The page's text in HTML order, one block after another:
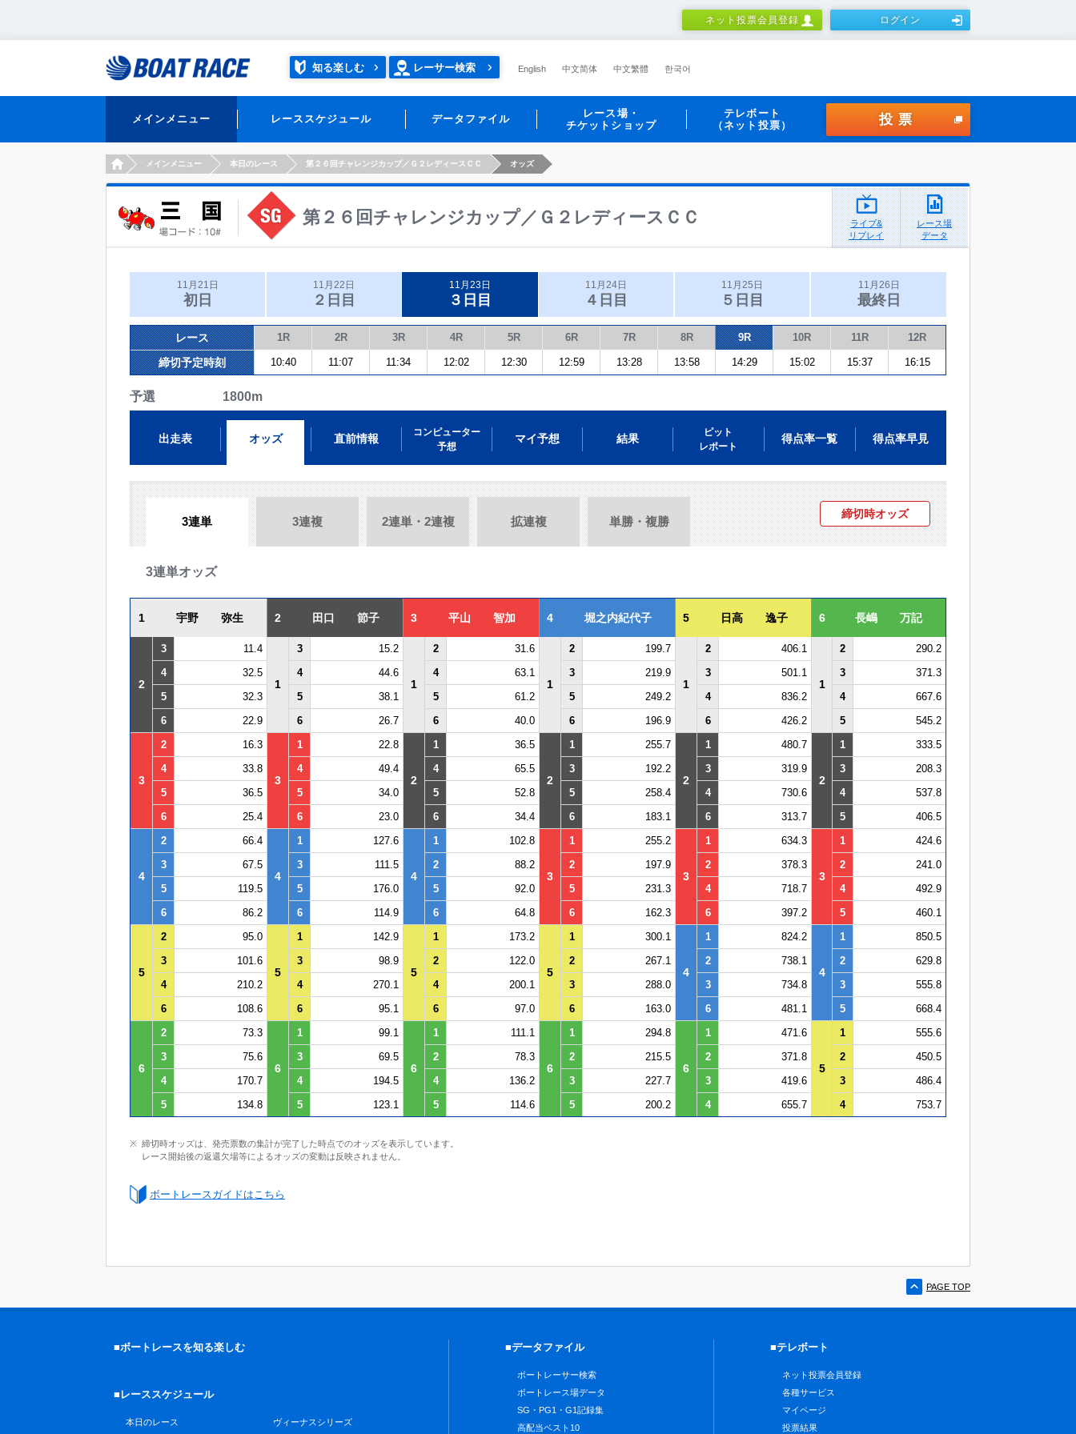
ネット投票会員登録 ログイン
知る楽しむ レーサー検索 English 中文简体 中文繁體 한국어
メインメニュー レーススケジュール データファイル
レース場・
チケットショップ
テレボート
（ネット投票）
投票
HOMEメインメニュー 本日のレース 第２６回チャレンジカップ／Ｇ２レディースＣＣ オッズ
第２６回チャレンジカップ／Ｇ２レディースＣＣ
ライブ&
リプレイ
レース場
データ
11月21日
初日
11月22日
２日目
11月23日
３日目
11月24日
４日目
11月25日
５日目
11月26日
最終日
レース 1R 2R 3R 4R 5R 6R 7R 8R 9R 10R 11R 12R
締切予定時刻 10:40 11:07 11:34 12:02 12:30 12:59 13:28 13:58 14:29 15:02 15:37 16:15
予選 1800m
出走表 オッズ 直前情報
コンピューター
予想
マイ予想 結果
ピット
レポート
得点率一覧 得点率早見
3連単 3連複 2連単・2連複 拡連複 単勝・複勝
締切時オッズ
3連単オッズ
1 宇野 弥生 2 田口 節子 3 平山 智加 4 堀之内紀代子 5 日高 逸子 6 長嶋 万記
2
3 11.4
1
3 15.2
1
2 31.6
1
2 199.7
1
2 406.1
1
2
290.2
4
32.5 4 44.6 4 63.1 3 219.9 3 501.1 3
371.3
5
32.3 5 38.1 5 61.2 5 249.2 4 836.2 4
667.6
6
22.9 6 26.7 6 40.0 6 196.9 6 426.2 5 545.2
3
2 16.3
3
1 22.8
2
1 36.5
2
1 255.7
2
1 480.7
2
1
333.5
4
33.8 4 49.4 4 65.5 3 192.2 3 319.9 3
208.3
5
36.5 5 34.0 5 52.8 5 258.4 4 730.6 4
537.8
6
25.4 6 23.0 6 34.4 6 183.1 6 313.7 5 406.5
4
2 66.4
4
1 127.6
4
1 102.8
3
1 255.2
3
1 634.3
3
1
424.6
3
67.5 3 111.5 2 88.2 2 197.9 2 378.3 2
241.0
5
119.5 5 176.0 5 92.0 5 231.3 4 718.7 4
492.9
6
86.2 6 114.9 6 64.8 6 162.3 6 397.2 5 460.1
5
2 95.0
5
1 142.9
5
1 173.2
5
1 300.1
4
1 824.2
4
1
850.5
3
101.6 3 98.9 2 122.0 2 267.1 2 738.1 2
629.8
4
210.2 4 270.1 4 200.1 3 288.0 3 734.8 3
555.8
6
108.6 6 95.1 6 97.0 6 163.0 6 481.1 5 668.4
6
2 73.3
6
1 99.1
6
1 111.1
6
1 294.8
6
1 471.6
5
1
555.6
3
75.6 3 69.5 2 78.3 2 215.5 2 371.8 2
450.5
4
170.7 4 194.5 4 136.2 3 227.7 3 419.6 3
486.4
5
134.8 5 123.1 5 114.6 5 200.2 4 655.7 4 753.7
締切時オッズは、発売票数の集計が完了した時点でのオッズを表示しています。
レース開始後の返還欠場等によるオッズの変動は反映されません。
ボートレースガイドはこちら
PAGE TOP
■ボートレースを知る楽しむ
■レーススケジュール
本日のレース ヴィーナスシリーズ
■データファイル
ボートレーサー検索
ボートレース場データ
SG・PG1・G1記録集
高配当ベスト10
■テレボート
ネット投票会員登録
各種サービス
マイページ
投票結果